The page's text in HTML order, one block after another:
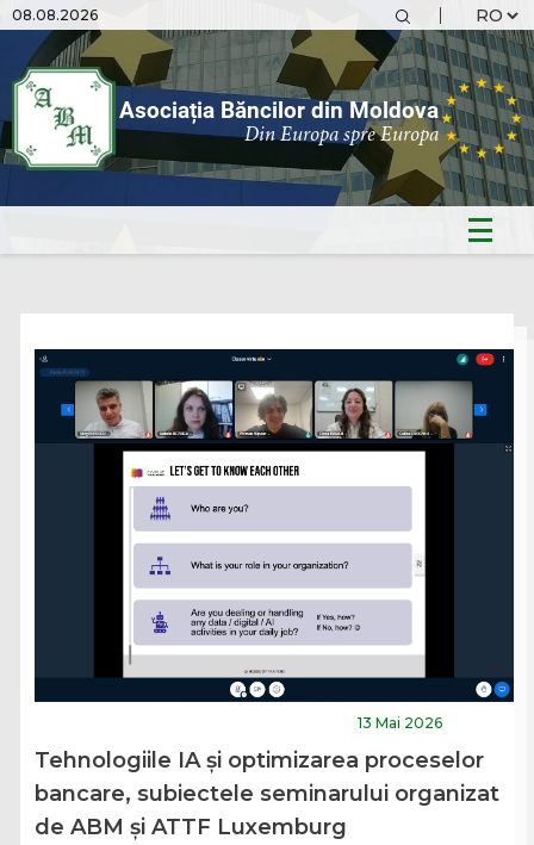
08.08.2026
Asociația Băncilor din Moldova
Din Europa spre Europa
13 Mai 2026
Tehnologiile IA și optimizarea proceselor
bancare, subiectele seminarului organizat
de ABM și ATTF Luxemburg